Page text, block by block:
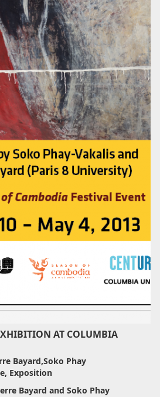
AT COLUMBIA
Bayard,Soko Phay
Exposition
Bayard and Soko Phay